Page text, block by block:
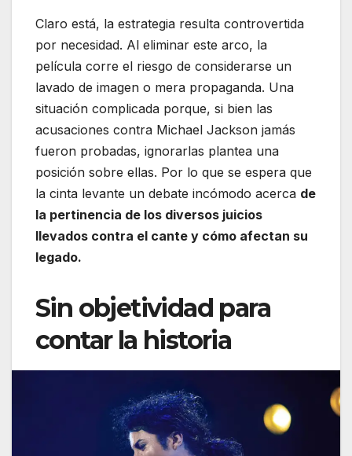
Claro está, la estrategia resulta controvertida
por necesidad. Al eliminar este arco, la
película corre el riesgo de considerarse un
lavado de imagen o mera propaganda. Una
situación complicada porque, si bien las
acusaciones contra Michael Jackson jamás
fueron probadas, ignorarlas plantea una
posición sobre ellas. Por lo que se espera que
la cinta levante un debate incómodo acerca de
la pertinencia de los diversos juicios
llevados contra el cante y cómo afectan su
legado.
Sin objetividad para
contar la historia